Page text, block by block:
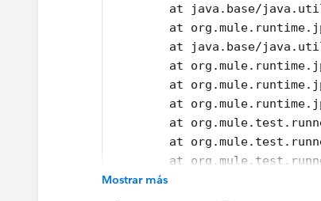
at java.base/
at
at java.base/
at
at
at
at
at
at
Mostrar más